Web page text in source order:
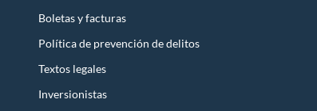
Boletas y facturas
Política de prevención de delitos
Textos legales
Inversionistas